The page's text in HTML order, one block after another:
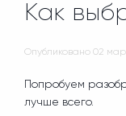
Как
Опубликовано 02
Попробуем
лучше всего.